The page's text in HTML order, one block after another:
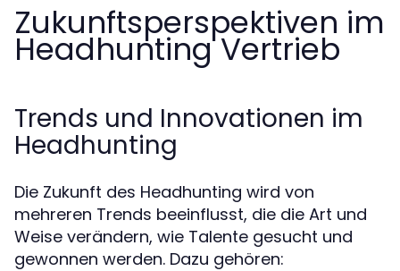
Zukunftsperspektiven im
Headhunting Vertrieb
Trends und Innovationen im
Headhunting
Die Zukunft des Headhunting wird von
mehreren Trends beeinflusst, die die Art und
Weise verändern, wie Talente gesucht und
gewonnen werden. Dazu gehören: